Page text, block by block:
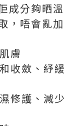
成分夠晒溫
，唔會亂加
膚
收斂、紓緩
修護、減少